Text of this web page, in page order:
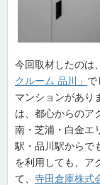
今回取材したのは、
クルーム 品川」 で
マンションがあり
は、都心からのア
南・芝浦・白金エ
駅・品川駅からで
を利用しても、ア
て、 寺田倉庫株式